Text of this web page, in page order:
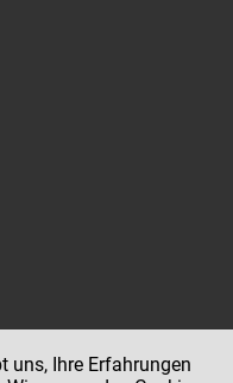
uns, Ihre Erfahrungen